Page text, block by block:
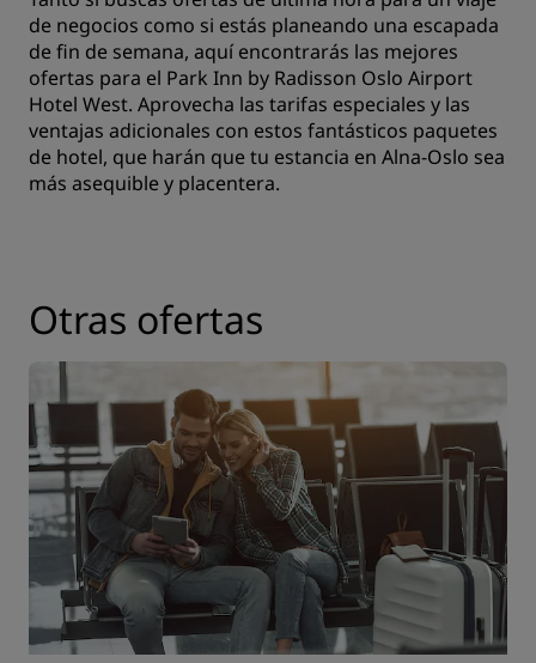
de negocios como si estás planeando una escapada
de fin de semana, aquí encontrarás las mejores
ofertas para el Park Inn by Radisson Oslo Airport
Hotel West. Aprovecha las tarifas especiales y las
ventajas adicionales con estos fantásticos paquetes
de hotel, que harán que tu estancia en Alna-Oslo sea
más asequible y placentera.
Otras ofertas